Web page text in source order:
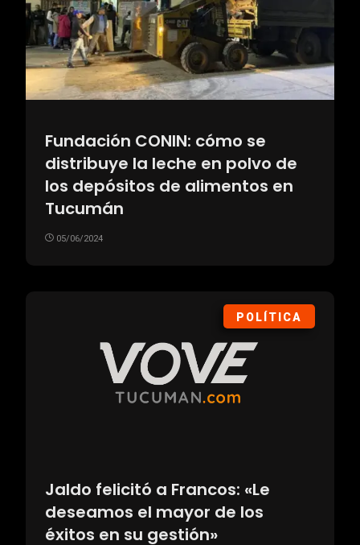
Fundación CONIN: cómo se
distribuye la leche en polvo de
los depósitos de alimentos en
Tucumán
05/06/2024
POLÍTICA
Jaldo felicitó a Francos: «Le
deseamos el mayor de los
éxitos en su gestión»